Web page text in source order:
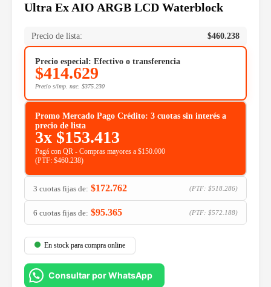
Ultra Ex AIO ARGB LCD Waterblock
Precio de lista: $460.238
Precio especial: Efectivo o transferencia
$414.629
Precio s/imp. nac. $375.230
Promo Mercado Pago Crédito: 3 cuotas sin interés a
precio de lista
3x $153.413
Pagá con QR - Compras mayores a $150.000
(PTF: $460.238)
3 cuotas fijas de: $172.762 (PTF: $518.286)
6 cuotas fijas de: $95.365 (PTF: $572.188)
En stock para compra online
Consultar por WhatsApp